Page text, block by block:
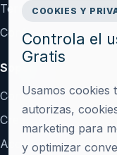
Terminos y
Configurar cookies
Soporte
Contacto
Crear cuenta
Acceder
COOKIES Y
Controla el
Gratis
Usamos cookies
autorizas,
marketing para
y optimizar